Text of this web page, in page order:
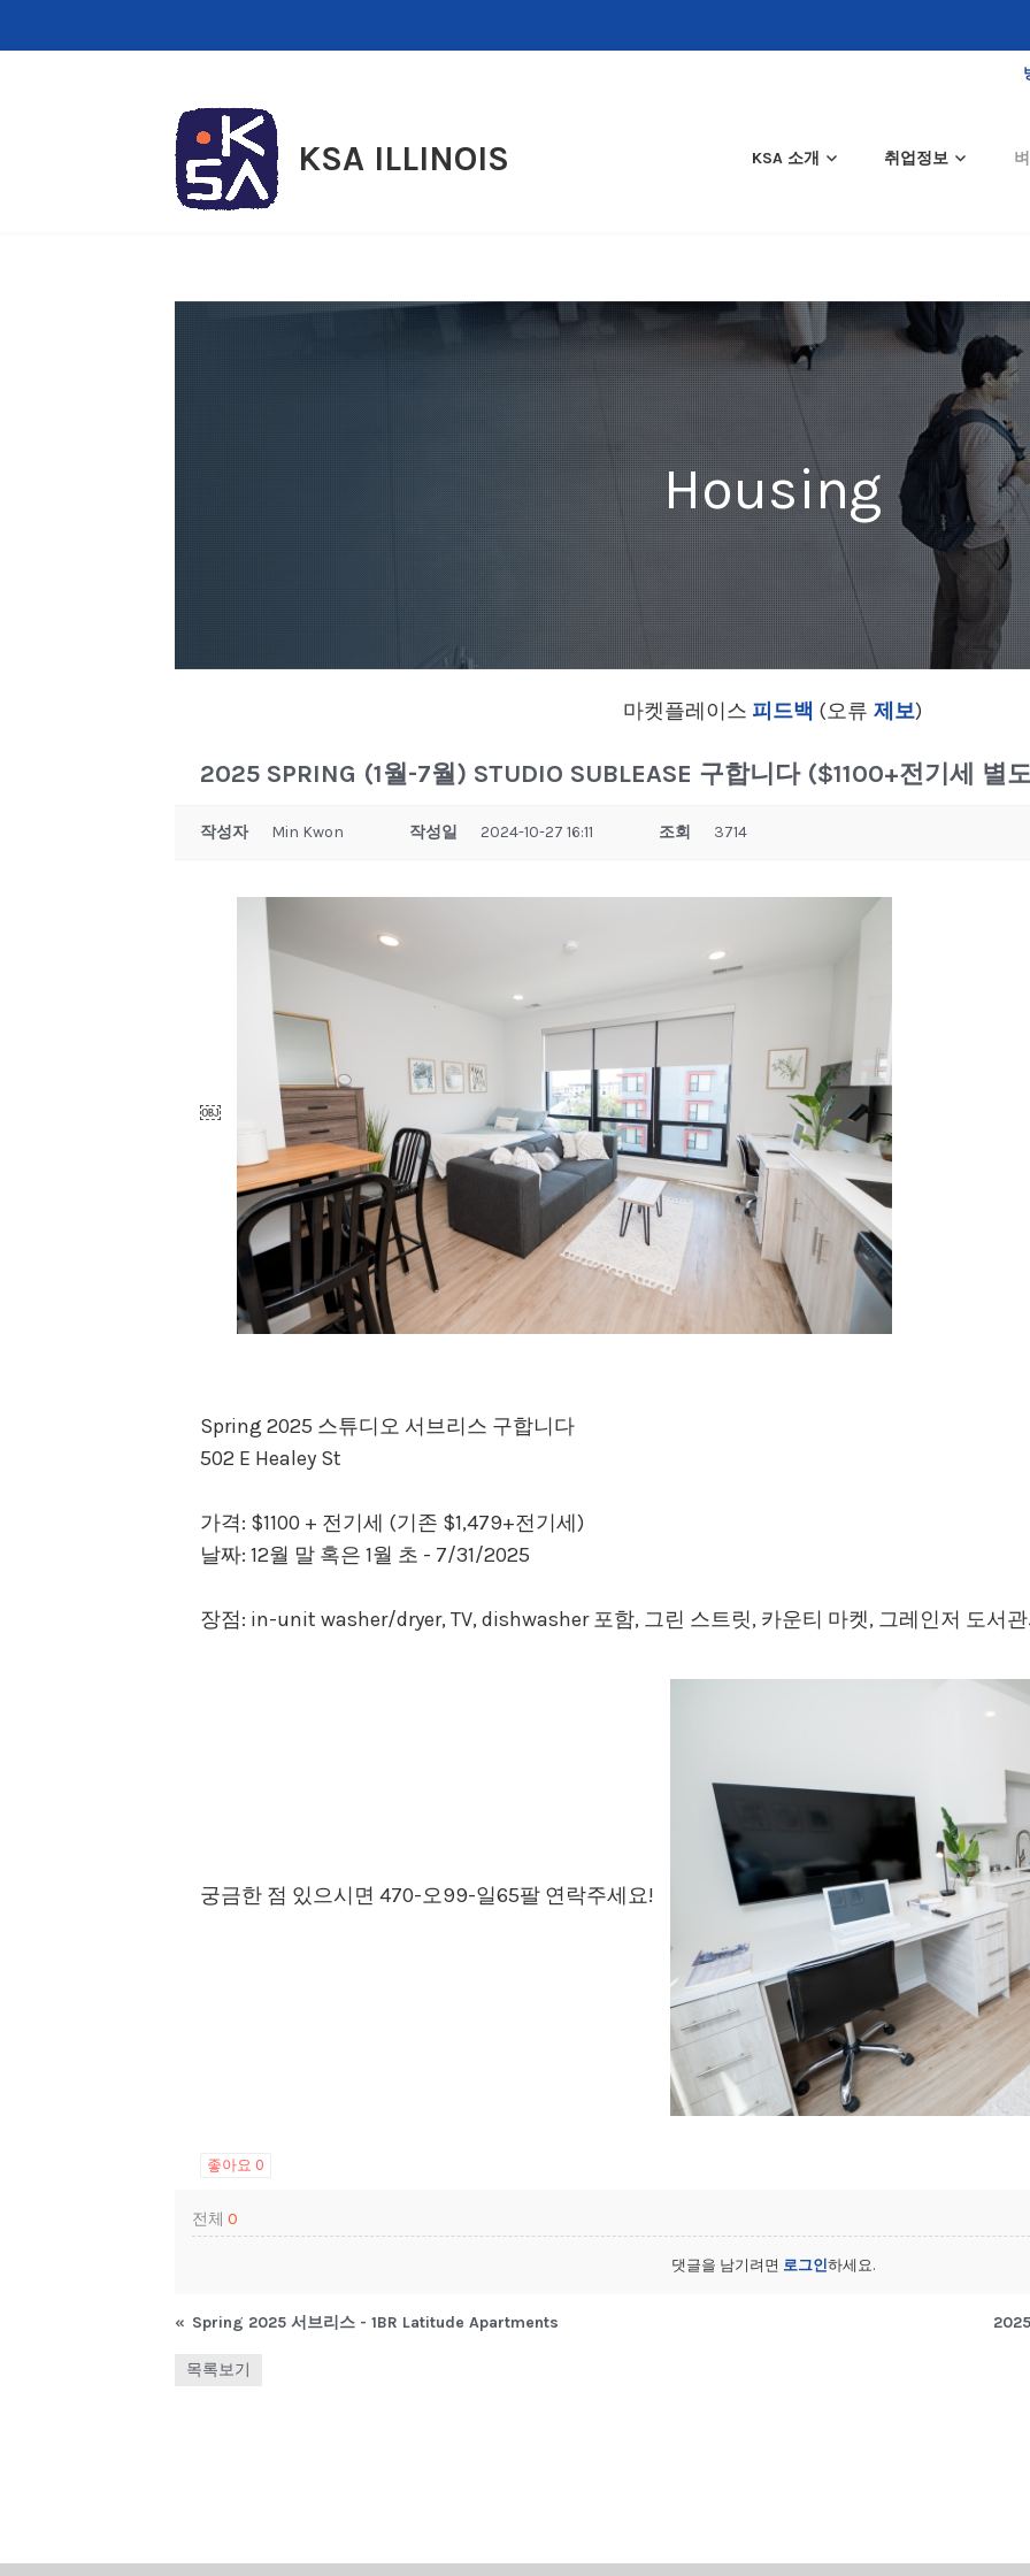
KSA ILLINOIS KSA 소개 취업정보
Housing
마켓플레이스 피드백 (오류 제보)
2025 SPRING (1월-7월) STUDIO SUBLEASE 구합니다 ($1100+전기세 별
작성자 Min Kwon 작성일 2024-10-27 16:11 조회 3714
￼
Spring 2025 스튜디오 서브리스 구합니다
502 E Healey St
가격: $1100 + 전기세 (기존 $1,479+전기세)
날짜: 12월 말 혹은 1월 초 - 7/31/2025
장점: in-unit washer/dryer, TV, dishwasher 포함, 그린 스트릿, 카운티 마켓, 그레인저 도서
궁금한 점 있으시면 470-오99-일65팔 연락주세요!
좋아요 0
전체 0
댓글을 남기려면 로그인하세요.
« Spring 2025 서브리스 - 1BR Latitude Apartments
목록보기